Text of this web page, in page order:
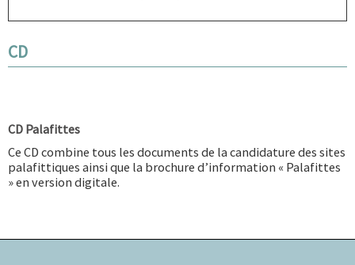
CD
CD Palafittes
Ce CD combine tous les documents de la candidature des sites
palafittiques ainsi que la brochure d’information « Palafittes
» en version digitale.